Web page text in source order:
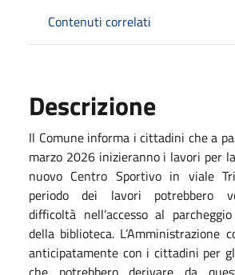
Contenuti correlati
Descrizione
Il Comune informa i cittadini chea
marzo 2026 inizieranno i lavori per la
nuovo Centro Sportivo in viale
periododei lavori potrebbero
difficoltà nell’accesso al parcheggio
della biblioteca. L’Amministrazione
anticipatamente con i cittadini per